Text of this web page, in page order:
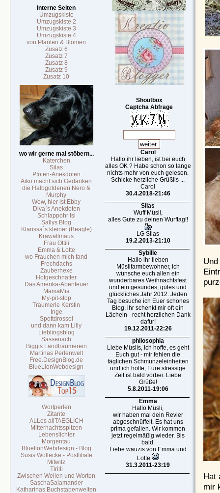
Interne Seiten
Umzugskiste
Umzugskiste 2
Umzugskiste 3
Umzugskiste 4
von Planten & Blomen
Zusatz 6
Zusatz 7
Zusatz 8
Zusatz 9
Zusatz 10
wo wir gerne mal stöbern...
Katerchen
Silas
Pfoten-Anekdoten
Aiko macht sich Gedanken
die Halbgoldenen Nero &
Murphy
Wow, hier ist Ebby
Diva`s Anekdoten
Schlappohr Isi
Sallys Blog
Klarissa`s kleiner (Beagle)
Krawallmaus
Frau Ottili
Emma & Lotte
wo Frauchen mich fand
Frechdachs
Zauberhexe
Hofgeschnatter
Das Amerika-Abenteuer
MamaMia
My-pit-stop
Träumerle Kerstin
Inge
Spottdrossel
und dann kam Lilly
Lieblingsblog
Sassenach
Biggis Landträumerein
Martinas Perlenwelt
Free.DesignBlog.de
BlueLionWebdesign
Wortperlen
Zitante
ALLes allTAEGLICH
Mitternachtsspitzen
Lebenslichter
Morgentau
BluelionWebdesign - Blog
Susis Wollecke - Postfiliale
Mitwitz
Tirilli
Zwischen Wellen und Worten
SaschaSalamander
Katharinas Buchstabenwelten
Shoutbox
Captcha Abfrage
Carol
Hallo ihr lieben, ist bei euch
alles OK ? Habe schon so lange
nichts mehr von euch gelesen.
Schicke herzliche Grüßlis ...
Carol
30.4.2018-21:46
Silas
Wuff Müsli,
alles Gute zu deinen Wurftag!!
LG Silas
19.2.2013-21:10
Sybille
Hallo ihr lieben
Müslifarmbewohner, ich
wünsche euch allen ein
wunderbares Weihnachtsfest
und ein gesundes, gutes und
glückliches Jahr 2012. Jeden
Tag besuche ich Euer schönes
Blog, ihr schenkt mir oft ein
Lächeln - recht herzlichen Dank
dafür!
19.12.2011-22:26
philosophia
Liebe Müslis, ich hoffe, es geht
Euch gut - mir fehlen die
täglichen Schmunzeleinheiten
und ich hoffe, Eure stressige
Zeit ist bald vorbei. Liebe
Grüße!
5.8.2011-19:06
Emma
Hallo Müsli,
wir haben mal dein Revier
abgeschnüffelt. Es hat uns
prima gefallen. Wir kommen
jetzt regelmäßig wieder. Bis
bald.
Liebe wauzis von Emma und
Lotte
31.3.2011-23:19
Hat
mir